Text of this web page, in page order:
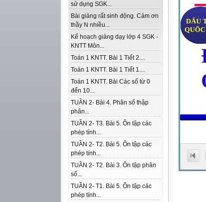
sử dụng SGK...
Bài giảng rất sinh động. Cảm ơn
thầy N nhiều...
Kế hoạch giảng dạy lớp 4 SGK -
KNTT Môn...
Toán 1 KNTT. Bài 1 Tiết 2....
Toán 1 KNTT. Bài 1 Tiết 1....
Toán 1 KNTT. Bài Các số từ 0
đến 10...
TUẦN 2- Bài 4. Phân số thập
phân...
TUẦN 2- T3. Bài 5. Ôn tập các
phép tính...
TUẦN 2- T2. Bài 5. Ôn tập các
phép tính...
TUẦN 2- T2. Bài 3. Ôn tập phân
số...
TUẦN 2- T1. Bài 5. Ôn tập các
phép tính...